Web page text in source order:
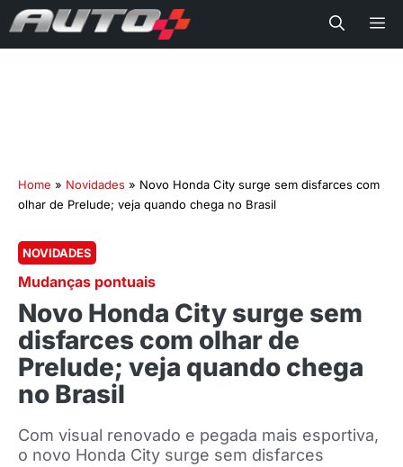
Home » Novidades » Novo Honda City surge sem disfarces com
olhar de Prelude; veja quando chega no Brasil
NOVIDADES
Mudanças pontuais
Novo Honda City surge sem
disfarces com olhar de
Prelude; veja quando chega
no Brasil
Com visual renovado e pegada mais esportiva,
o novo Honda City surge sem disfarces